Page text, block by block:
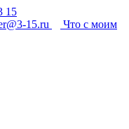
15
15.ru
Что с моим